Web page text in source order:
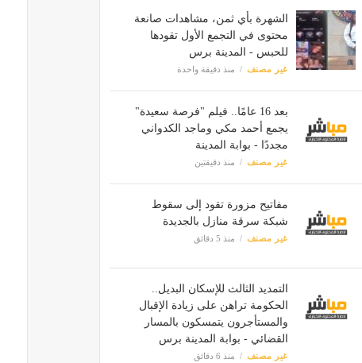
الشهرة بأي ثمن، مشاهدات صانعة
محتوى في التجمع الأول تقودها
للحبس - المدينة برس
غير مصنف منذ دقيقة واحدة
بعد 16 عامًا.. فيلم "فرصة سعيدة"
يجمع أحمد مكي وماجد الكدواني
مجددًا - بوابة المدينة
غير مصنف منذ دقيقتين
مفاتيح مزورة تقود إلى سقوط
شبكة سرقة منازل بالجديدة
غير مصنف منذ 5 دقائق
التمديد الثالث للإسكان البديل..
الحكومة تراهن على زيادة الإقبال
والمستأجرون يتمسكون بالمسار
القضائي - بوابة المدينة برس
غير مصنف منذ 6 دقائق